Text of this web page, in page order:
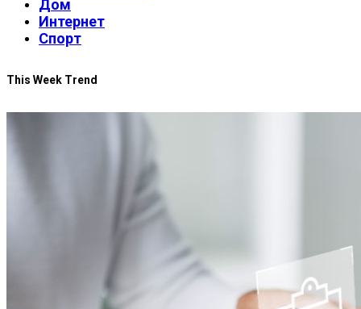
Дом
Интернет
Спорт
This Week Trend